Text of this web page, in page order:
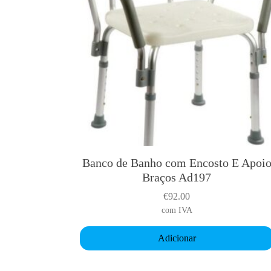
Banco de Banho com Encosto E Apoio
Braços Ad197
€92.00
com IVA
Adicionar